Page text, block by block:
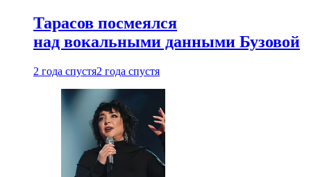
Тарасов посмеялся
над вокальными данными Бузовой
2 года спустя2 года спустя